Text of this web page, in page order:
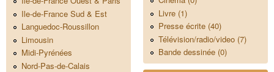
Ile-de-France Sud & Est
Languedoc-Roussillon
Limousin
Midi-Pyrénées
Nord-Pas-de-Calais
Livre (1)
Presse écrite (40)
Télévision/radio/video (7)
Bande dessinée (0)